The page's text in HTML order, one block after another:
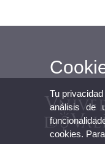
Tu
análisis de
cookies.